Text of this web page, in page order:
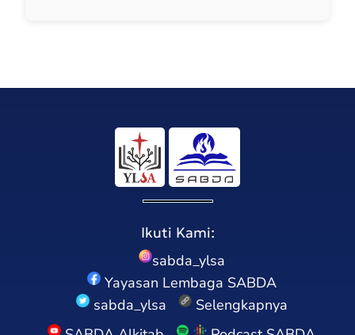
Ikuti Kami:
sabda_ylsa
Yayasan Lembaga SABDA
sabda_ylsa
Selengkapnya